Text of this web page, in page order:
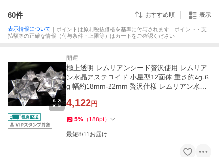
60件 おすすめ順 表示
表示情報について ｜ポイントは原則税抜価格を基準に付与されます｜ポイント・支
払額等の正確な情報（付与条件・上限等）はカートをご確認ください
開運
極上透明 レムリアンシード贅沢使用 レムリア
ン水晶アステロイド 小星型12面体 重さ約4g-6
g 幅約18mm-22mm 贅沢仕様 レムリアン水晶
4,122円
5% （ 188pt）
最短8/11お届け